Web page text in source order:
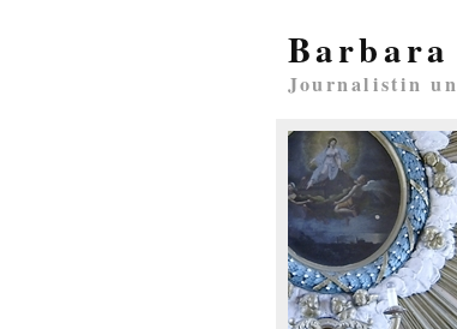
Barbara
Journalistin